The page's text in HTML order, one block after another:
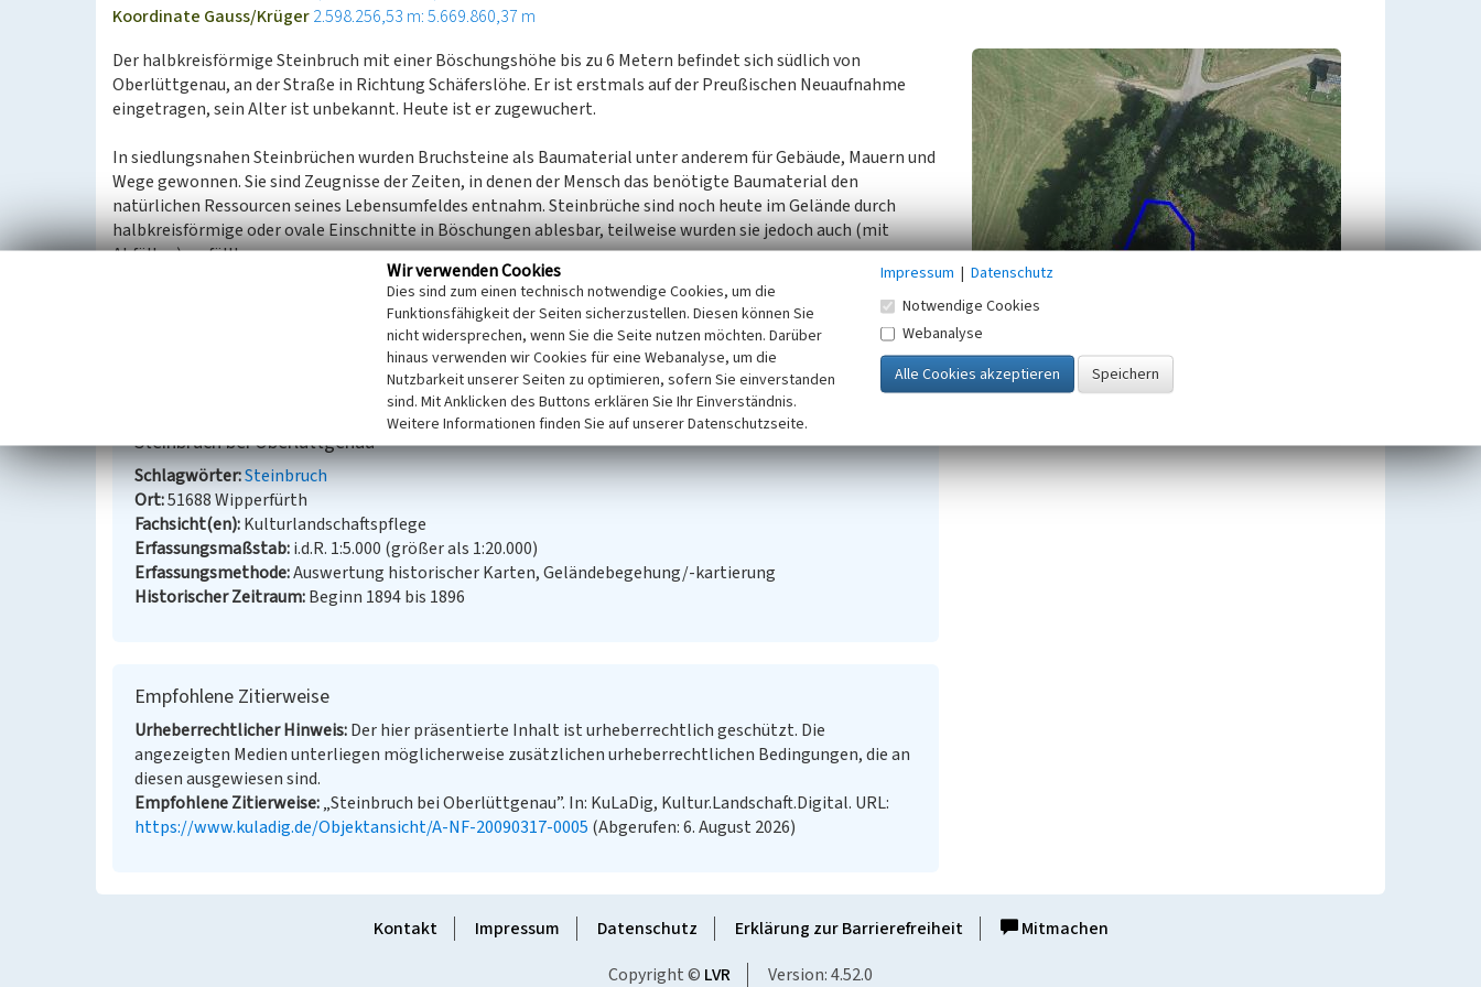
Koordinate Gauss/Krüger2.598.256,53 m: 5.669.860,37 m
Der halbkreisförmige Steinbruch mit einer Böschungshöhe bis zu 6 Metern befindet sich südlich von
Oberlüttgenau, an der Straße in Richtung Schäferslöhe. Er ist erstmals auf der Preußischen Neuaufnahme
eingetragen, sein Alter ist unbekannt. Heute ist er zugewuchert.
In siedlungsnahen Steinbrüchen wurden Bruchsteine als Baumaterial unter anderem für Gebäude, Mauern und
Wege gewonnen. Sie sind Zeugnisse der Zeiten, in denen der Mensch das benötigte Baumaterial den
natürlichen Ressourcen seines Lebensumfeldes entnahm. Steinbrüche sind noch heute im Gelände durch
halbkreisförmige oder ovale Einschnitte in Böschungen ablesbar, teilweise wurden sie jedoch auch (mit
Abfällen) verfüllt.
Da sie eine hohe Vielfalt an Lebensräumen, die von stark sonnenexponierten, trockenen Flächen bis hin zu
Feuchtbereichen und Tümpeln reichen, aufweisen, sind sie als wertvolle Biotope für verschiedene, auch
gefährdete Pflanzen- und Tierarten zu bezeichnen.
Steinbruch bei Oberlüttgenau
Schlagwörter Steinbruch
Ort 51688 Wipperfürth
Fachsicht(en) Kulturlandschaftspflege
Erfassungsmaßstab i.d.R. 1:5.000 (größer als 1:20.000)
Erfassungsmethode Auswertung historischer Karten, Geländebegehung/-kartierung
Historischer Zeitraum Beginn 1894 bis 1896
Empfohlene Zitierweise
Urheberrechtlicher Hinweis Der hier präsentierte Inhalt ist urheberrechtlich geschützt. Die
angezeigten Medien unterliegen möglicherweise zusätzlichen urheberrechtlichen Bedingungen, die an
diesen ausgewiesen sind.
Empfohlene Zitierweise „Steinbruch bei Oberlüttgenau”. In: KuLaDig, Kultur.Landschaft.Digital. URL:
https://www.kuladig.de/Objektansicht/A-NF-20090317-0005 (Abgerufen: 6. August 2026)
Kontakt Impressum Datenschutz Erklärung zur Barrierefreiheit
Mitmachen
Copyright © LVR Version: 4.52.0
Wir verwenden Cookies
Dies sind zum einen technisch notwendige Cookies, um die
Funktionsfähigkeit der Seiten sicherzustellen. Diesen können Sie
nicht widersprechen, wenn Sie die Seite nutzen möchten. Darüber
hinaus verwenden wir Cookies für eine Webanalyse, um die
Nutzbarkeit unserer Seiten zu optimieren, sofern Sie einverstanden
sind. Mit Anklicken des Buttons erklären Sie Ihr Einverständnis.
Weitere Informationen finden Sie auf unserer Datenschutzseite.
Impressum | Datenschutz
Notwendige Cookies
Webanalyse